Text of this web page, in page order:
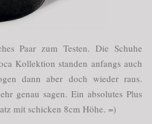
Paar zum Testen. Die Schuhe
Kollektion standen anfangs auch
dann aber doch wieder raus.
genau sagen. Ein absolutes Plus
mit schicken 8cm Höhe. =)